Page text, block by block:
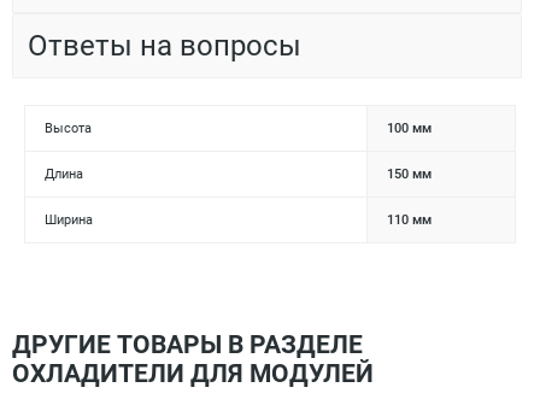
Ответы на вопросы
Высота 100 мм
Длина 150 мм
Ширина 110 мм
ДРУГИЕ ТОВАРЫ В РАЗДЕЛЕ
ОХЛАДИТЕЛИ ДЛЯ МОДУЛЕЙ